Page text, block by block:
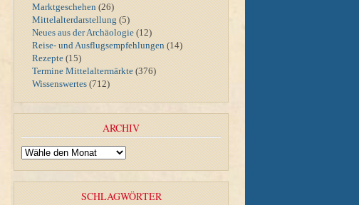
Marktgeschehen (26)
Mittelalterdarstellung (5)
Neues aus der Archäologie (12)
Reise- und Ausflugsempfehlungen (14)
Rezepte (15)
Termine Mittelaltermärkte (376)
Wissenswertes (712)
ARCHIV
SCHLAGWÖRTER